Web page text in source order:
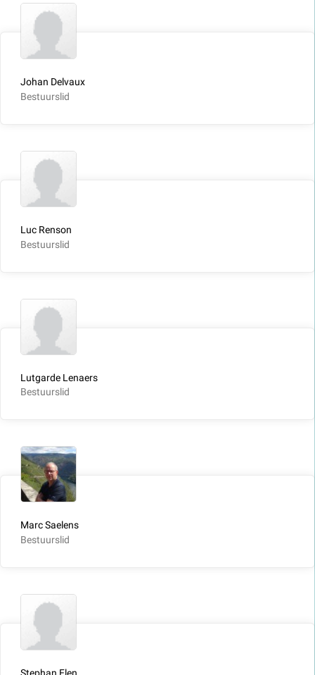
Johan Delvaux
Bestuurslid
Luc Renson
Bestuurslid
Lutgarde Lenaers
Bestuurslid
Marc Saelens
Bestuurslid